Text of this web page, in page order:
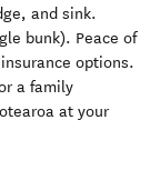
and sink.
bunk). Peace of
options.
a family
at your